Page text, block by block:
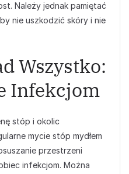
Należy jednak pamiętać
nie uszkodzić skóry i nie
Wszystko:
Infekcjom
stóp i okolic
mycie stóp mydłem
przestrzeni
infekcjom. Można